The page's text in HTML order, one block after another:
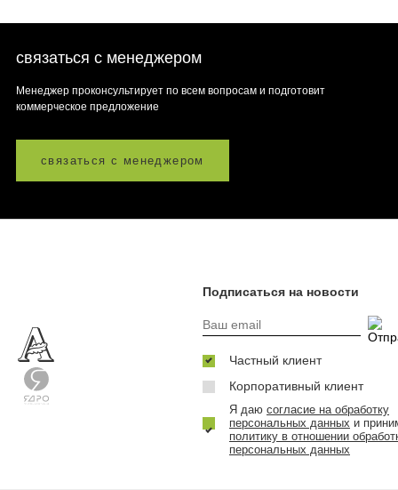
связаться с менеджером
Менеджер проконсультирует по всем вопросам и подготовит
коммерческое предложение
связаться с менеджером
Подписаться на новости
Частный клиент
Корпоративный клиент
Я даю согласие на обработку
персональных данных и
политику в отношении
персональных данных